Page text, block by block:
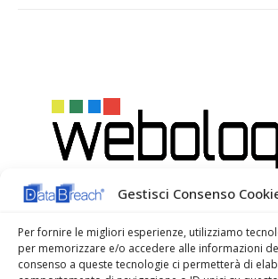
Gestisci Consenso
Per fornire le migliori esperienze, utilizziamo
per memorizzare e/o accedere alle informazioni
consenso a queste tecnologie ci permetterà di